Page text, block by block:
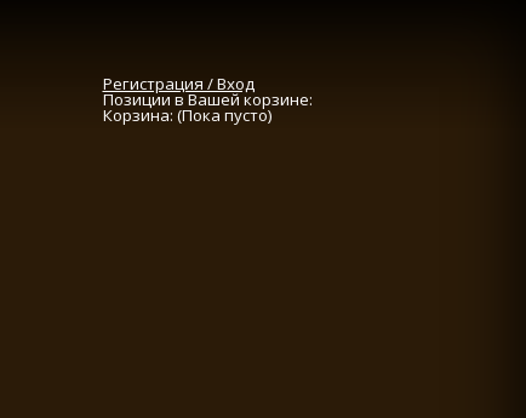
Регистрация / Вход
Позиции в Вашей корзине:
Корзина: (Пока пусто)